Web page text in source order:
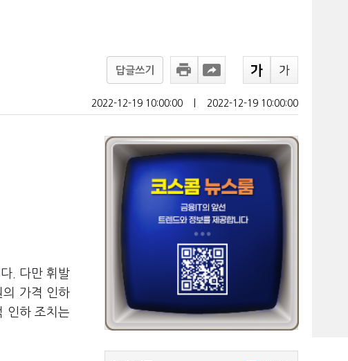
답글쓰기
2022-12-19 10:00:00 2022-12-19 10:00:00
. 다만 휘발
가격 인하
인하 조치는